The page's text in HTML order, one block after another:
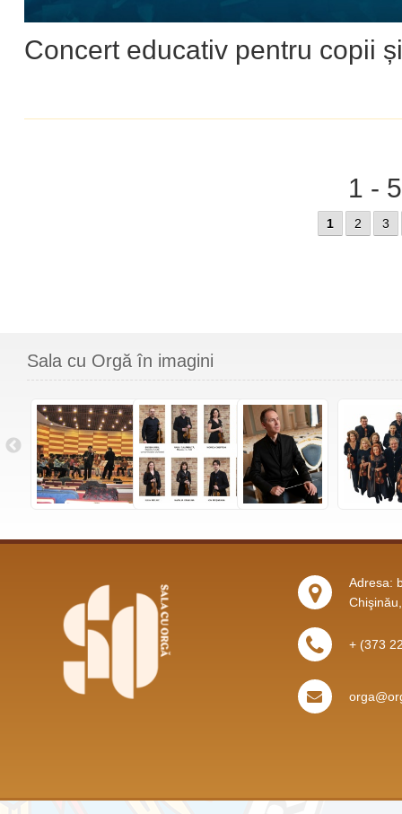
Concert educativ pentru copii
1 -
1 2 3
Sala cu Orgă în imagini
Adresa:
+ (373